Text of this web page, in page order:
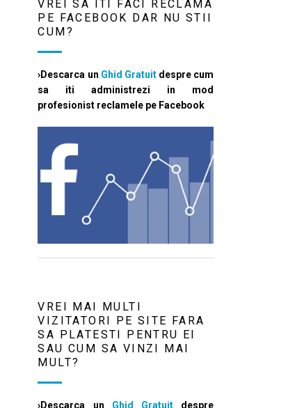
VREI SA ITI FACI RECLAMA
PE FACEBOOK DAR NU STII
CUM?
›Descarca un Ghid Gratuit despre cum
sa iti administrezi in mod
profesionist reclamele pe Facebook
VREI MAI MULTI
VIZITATORI PE SITE FARA
SA PLATESTI PENTRU EI
SAU CUM SA VINZI MAI
MULT?
›Descarca un Ghid Gratuitdespre